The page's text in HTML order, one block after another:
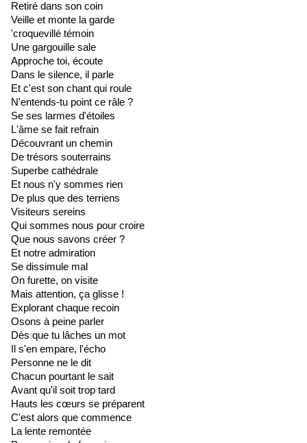
Retiré dans son coin
Veille et monte la garde
'croquevillé témoin
Une gargouille sale
Approche toi, écoute
Dans le silence, il parle
Et c'est son chant qui roule
N'entends-tu point ce râle ?
Se ses larmes d'étoiles
L'âme se fait refrain
Découvrant un chemin
De trésors souterrains
Superbe cathédrale
Et nous n'y sommes rien
De plus que des terriens
Visiteurs sereins
Qui sommes nous pour croire
Que nous savons créer ?
Et notre admiration
Se dissimule mal
On furette, on visite
Mais attention, ça glisse !
Explorant chaque recoin
Osons à peine parler
Dès que tu lâches un mot
Il s'en empare, l'écho
Personne ne le dit
Chacun pourtant le sait
Avant qu'il soit trop tard
Hauts les cœurs se préparent
C'est alors que commence
La lente remontée